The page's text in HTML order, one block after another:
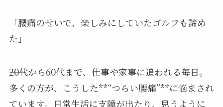
「腰痛のせいで、楽しみにしていたゴルフも諦め
た」
――20代から60代まで、仕事や家事に追われる毎日。
多くの方が、こうした**“つらい腰痛”**に悩まされ
ています。日常生活に支障が出たり、思うように